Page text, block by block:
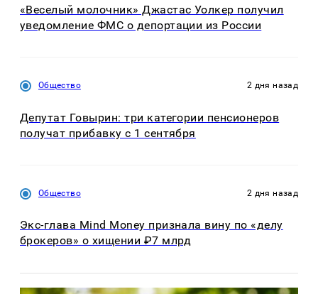
«Веселый молочник» Джастас Уолкер получил
уведомление ФМС о депортации из России
Общество 2 дня назад
Депутат Говырин: три категории пенсионеров
получат прибавку с 1 сентября
Общество 2 дня назад
Экс-глава Mind Money признала вину по «делу
брокеров» о хищении ₽7 млрд